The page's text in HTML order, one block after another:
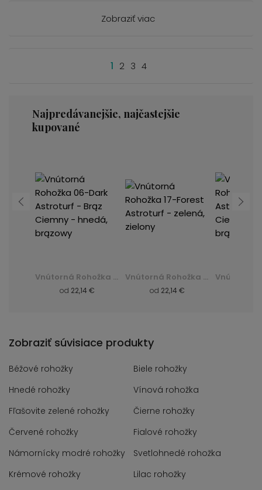
Zobraziť viac
1 2 3 4
Najpredávanejšie, najčastejšie
kupované
Vnútorná Rohožka 06-Dark Astroturf - Brąz Ciemny - hnedá, brązowy
od 22,14 €
Vnútorná Rohožka 17-Forest Astroturf - zelená, zielony
od 22,14 €
Zobraziť súvisiace produkty
Béžové rohožky
Biele rohožky
Hnedé rohožky
Vínová rohožka
Fľašovite zelené rohožky
Čierne rohožky
Červené rohožky
Fialové rohožky
Námornícky modré rohožky
Svetlohnedé rohožka
Krémové rohožky
Lilac rohožky